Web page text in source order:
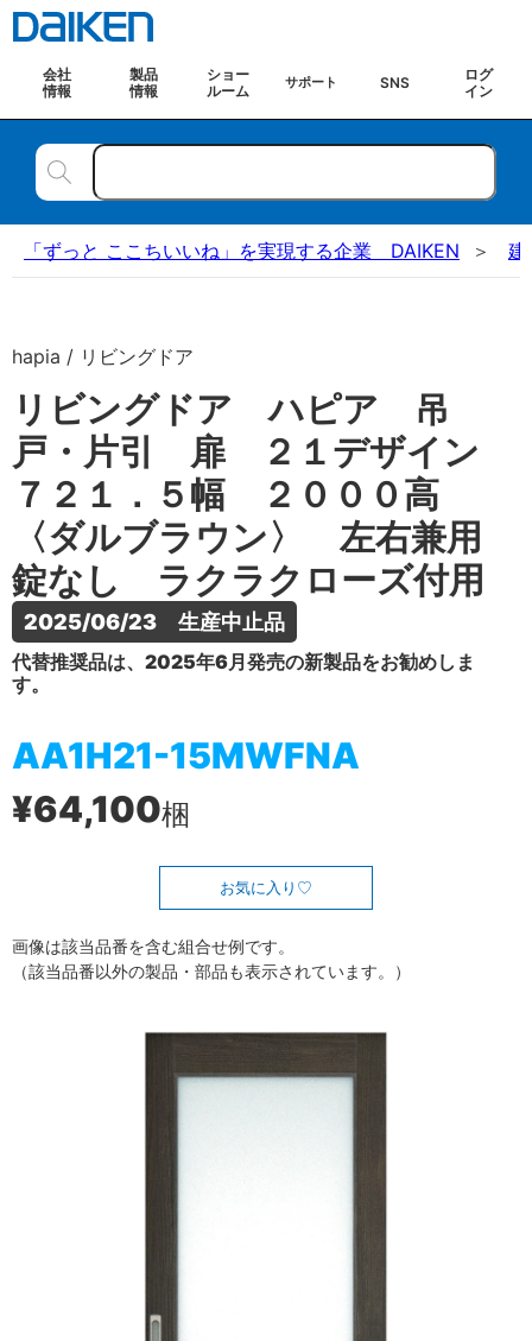
会社
情報
製品
情報
ショー
ルーム
サポート SNS
ログ
イン
「ずっと ここちいいね」を実現する企業 DAIKEN 建
hapia / リビングドア
リビングドア ハピア 吊
戸・片引 扉 ２１デザイン
７２１．５幅 ２０００高
〈ダルブラウン〉 左右兼用
錠なし ラクラクローズ付用
2025/06/23　生産中止品
代替推奨品は、2025年6月発売の新製品をお勧めしま
す。
AA1H21-15MWFNA
¥64,100梱
お気に入り
画像は該当品番を含む組合せ例です。
（該当品番以外の製品・部品も表示されています。）